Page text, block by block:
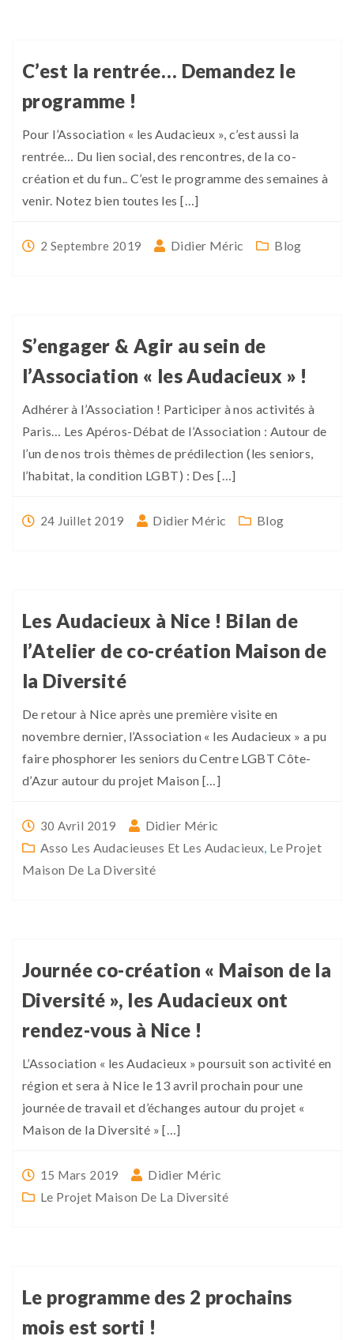
C’est la rentrée… Demandez le
programme !
Pour l’Association « les Audacieux », c’est aussi la
rentrée… Du lien social, des rencontres, de la co-
création et du fun.. C’est le programme des semaines à
venir. Notez bien toutes les […]
2 Septembre 2019 Didier Méric Blog
S’engager & Agir au sein de
l’Association « les Audacieux » !
Adhérer à l’Association ! Participer à nos activités à
Paris… Les Apéros-Débat de l’Association : Autour de
l’un de nos trois thèmes de prédilection (les seniors,
l’habitat, la condition LGBT) : Des […]
24 Juillet 2019 Didier Méric Blog
Les Audacieux à Nice ! Bilan de
l’Atelier de co-création Maison de
la Diversité
De retour à Nice après une première visite en
novembre dernier, l’Association « les Audacieux » a pu
faire phosphorer les seniors du Centre LGBT Côte-
d’Azur autour du projet Maison […]
30 Avril 2019
Didier Méric
Asso Les Audacieuses Et Les Audacieux Le Projet
Maison De La Diversité
Journée co-création « Maison de la
Diversité », les Audacieux ont
rendez-vous à Nice !
L’Association « les Audacieux » poursuit son activité en
région et sera à Nice le 13 avril prochain pour une
journée de travail et d’échanges autour du projet «
Maison de la Diversité » […]
15 Mars 2019
Didier Méric
Le Projet Maison De La Diversité
Le programme des 2 prochains
mois est sorti !